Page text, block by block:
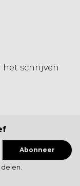
het schrijven
Abonneer